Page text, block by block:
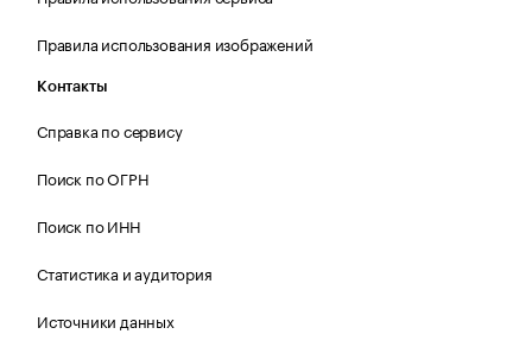
Правила использования изображений
Контакты
Справка по сервису
Поиск по ОГРН
Поиск по ИНН
Статистика и аудитория
Источники данных